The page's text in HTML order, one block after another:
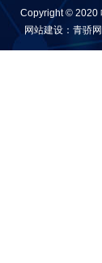
Copyright © 2020
网站建设：青骄